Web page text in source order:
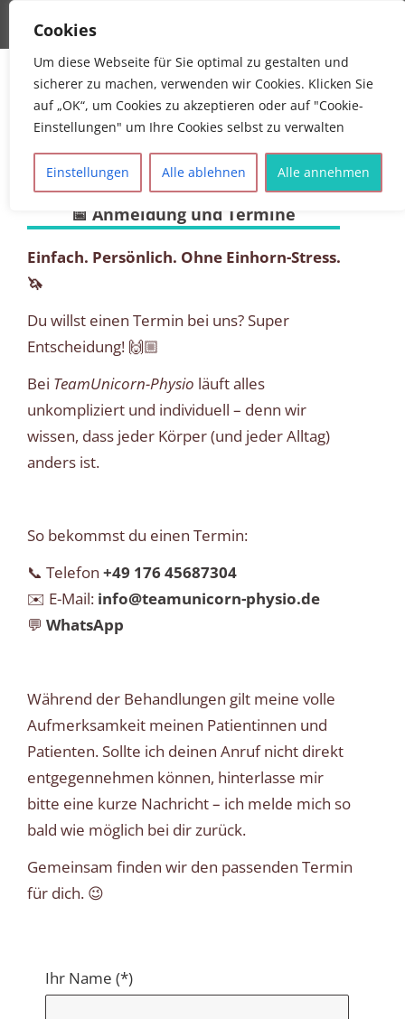
MENU
Cookies
Um diese Webseite für Sie optimal zu gestalten und
sicherer zu machen, verwenden wir Cookies. Klicken Sie
auf „OK“, um Cookies zu akzeptieren oder auf "Cookie-
Einstellungen" um Ihre Cookies selbst zu verwalten
Einstellungen Alle ablehnen Alle annehmen
Teamunicorn Physiotherapie
Physiotherapie Mühldorf Mona Allinger
📅 Anmeldung und Termine
Einfach. Persönlich. Ohne Einhorn-Stress.
🦄
Du willst einen Termin bei uns? Super
Entscheidung! 🙌🏼
Bei TeamUnicorn-Physio läuft alles
unkompliziert und individuell – denn wir
wissen, dass jeder Körper (und jeder Alltag)
anders ist.
So bekommst du einen Termin:
📞 Telefon +49 176 45687304
✉️ E-Mail: info@teamunicorn-physio.de
💬 WhatsApp
Während der Behandlungen gilt meine volle
Aufmerksamkeit meinen Patientinnen und
Patienten. Sollte ich deinen Anruf nicht direkt
entgegennehmen können, hinterlasse mir
bitte eine kurze Nachricht – ich melde mich so
bald wie möglich bei dir zurück.
Gemeinsam finden wir den passenden Termin
für dich. 😉
Ihr Name (*)